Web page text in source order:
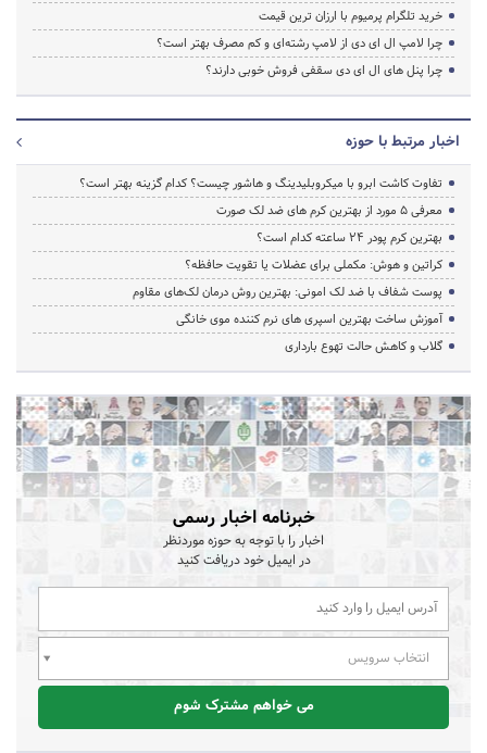
خرید تلگرام پرمیوم با ارزان ترین قیمت
چرا لامپ ال ای دی از لامپ رشته‌ای و کم مصرف بهتر است؟
چرا پنل های ال ای دی سقفی فروش خوبی دارند؟
اخبار مرتبط با حوزه
تفاوت کاشت ابرو با میکروبلیدینگ و هاشور چیست؟ کدام گزینه بهتر است؟
معرفی 5 مورد از بهترین کرم های ضد لک صورت
بهترین کرم پودر 24 ساعته کدام است؟
کراتین و هوش: مکملی برای عضلات یا تقویت حافظه؟
پوست شفاف با ضد لک امونی: بهترین روش درمان لک‌های مقاوم
آموزش ساخت بهترین اسپری های نرم‌ کننده موی خانگی
گلاب و کاهش حالت تهوع بارداری
خبرنامه اخبار رسمی
اخبار را با توجه به حوزه موردنظر
در ایمیل خود دریافت کنید
انتخاب سرویس
می خواهم مشترک شوم